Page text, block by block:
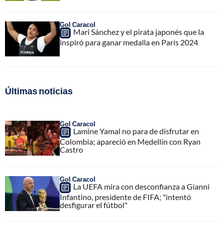
Gol Caracol
Mari Sánchez y el pirata japonés que la
inspiró para ganar medalla en París 2024
Últimas noticias
Gol Caracol
Lamine Yamal no para de disfrutar en
Colombia; apareció en Medellín con Ryan
Castro
Gol Caracol
La UEFA mira con desconfianza a Gianni
Infantino, presidente de FIFA; "intentó
desfigurar el fútbol"